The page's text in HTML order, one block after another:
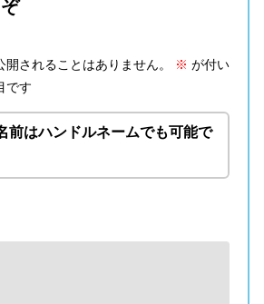
開されることはありません。 ※ が付い
です
前はハンドルネームでも可能で